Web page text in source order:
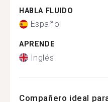
HABLA FLUIDO
Español
APRENDE
Inglés
Compañero ideal